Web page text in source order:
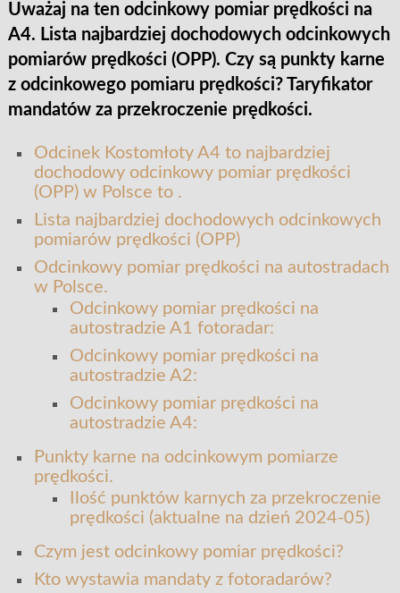
Uważaj na ten odcinkowy pomiar prędkości na
A4. Lista najbardziej dochodowych odcinkowych
pomiarów prędkości (OPP). Czy są punkty karne
z odcinkowego pomiaru prędkości? Taryfikator
mandatów za przekroczenie prędkości.
Odcinek Kostomłoty A4 to najbardziej
dochodowy odcinkowy pomiar prędkości
(OPP) w Polsce to .
Lista najbardziej dochodowych odcinkowych
pomiarów prędkości (OPP)
Odcinkowy pomiar prędkości na autostradach
w Polsce.
Odcinkowy pomiar prędkości na
autostradzie A1 fotoradar:
Odcinkowy pomiar prędkości na
autostradzie A2:
Odcinkowy pomiar prędkości na
autostradzie A4:
Punkty karne na odcinkowym pomiarze
prędkości.
Ilość punktów karnych za przekroczenie
prędkości (aktualne na dzień 2024-05)
Czym jest odcinkowy pomiar prędkości?
Kto wystawia mandaty z fotoradarów?